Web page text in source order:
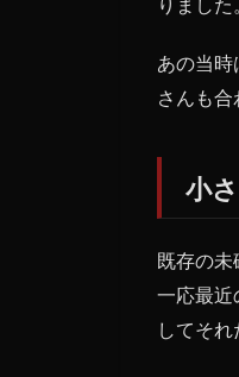
あの当
さんも合
小
既存の未
一応最近
してそれ